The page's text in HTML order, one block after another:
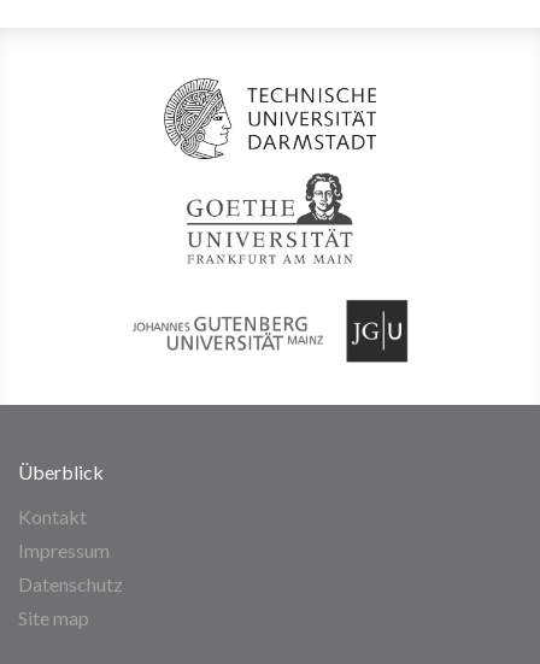
Überblick
Kontakt
Impressum
Datenschutz
Site map